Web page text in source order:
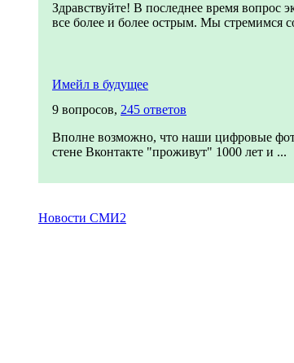
Здравствуйте! В последнее время вопрос
все более и более острым. Мы стремимся
Имейл в будущее
9 вопросов, 245 ответов
Вполне возможно, что наши цифровые
стене Вконтакте "проживут" 1000 лет и ...
Новости СМИ2